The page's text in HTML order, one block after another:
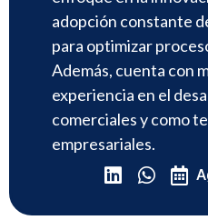
adopción constante
para optimizar
Además, cuenta con
experiencia en el
comerciales y como
empresariales.